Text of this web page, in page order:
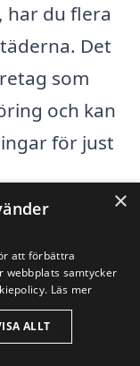
, har du flera
Det
som
och kan
för just
hitta
×
att förbättra
webbplats samtycker
Läs mer
ALLT